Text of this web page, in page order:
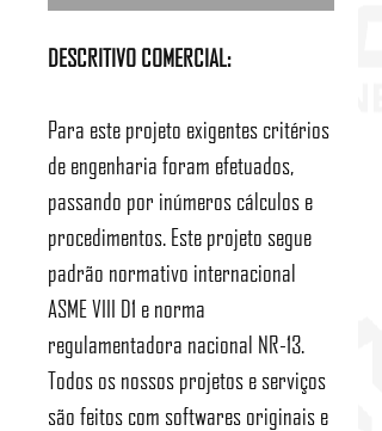
DESCRITIVO COMERCIAL:
Para este projeto exigentes critérios
de engenharia foram efetuados,
passando por inúmeros cálculos e
procedimentos. Este projeto segue
padrão normativo internacional
ASME VIII D1 e norma
regulamentadora nacional NR-13.
Todos os nossos projetos e serviços
são feitos com softwares originais e